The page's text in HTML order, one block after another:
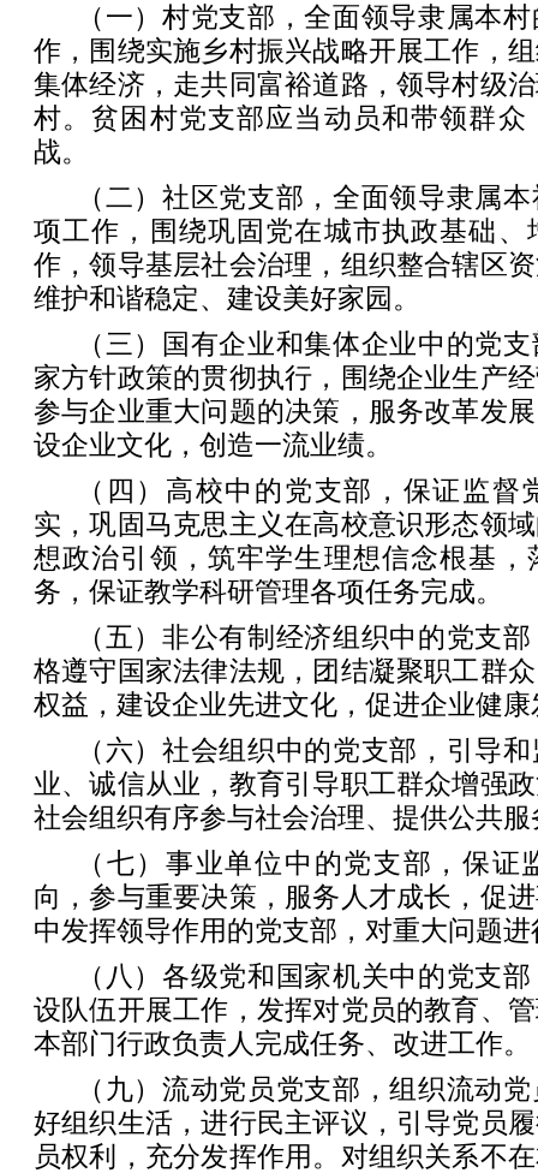
（一）村党支部，全面领导隶属本
作，围绕实施乡村振兴战略开展工作，
集体经济，走共同富裕道路，领导村级
村。贫困村党支部应当动员和带领群众
战。
（二）社区党支部，全面领导隶属
项工作，围绕巩固党在城市执政基础、
作，领导基层社会治理，组织整合辖区
维护和谐稳定、建设美好家园。
（三）国有企业和集体企业中的党
家方针政策的贯彻执行，围绕企业生产
参与企业重大问题的决策，服务改革发
设企业文化，创造一流业绩。
（四）高校中的党支部，保证监督
实，巩固马克思主义在高校意识形态领
想政治引领，筑牢学生理想信念根基，
务，保证教学科研管理各项任务完成。
（五）非公有制经济组织中的党支
格遵守国家法律法规，团结凝聚职工群
权益，建设企业先进文化，促进企业健康
（六）社会组织中的党支部，引导
业、诚信从业，教育引导职工群众增强
社会组织有序参与社会治理、提供公共
（七）事业单位中的党支部，保证
向，参与重要决策，服务人才成长，促
中发挥领导作用的党支部，对重大问题
（八）各级党和国家机关中的党支
设队伍开展工作，发挥对党员的教育、
本部门行政负责人完成任务、改进工作。
（九）流动党员党支部，组织流动
好组织生活，进行民主评议，引导党员
员权利，充分发挥作用。对组织关系不